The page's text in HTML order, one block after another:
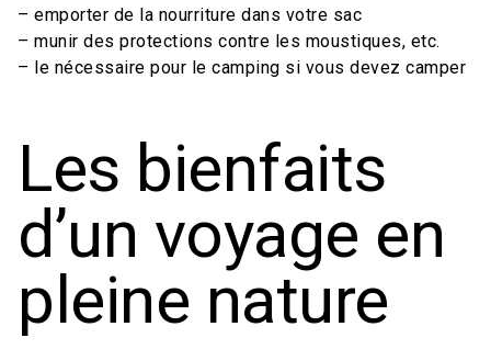
– emporter de la nourriture dans votre sac
– munir des protections contre les moustiques, etc.
– le nécessaire pour le camping si vous devez camper
Les bienfaits
d’un voyage en
pleine nature